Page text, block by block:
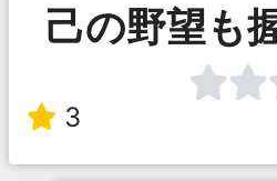
己の野望も
3